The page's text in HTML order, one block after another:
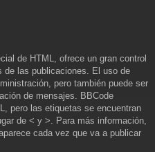
de HTML, ofrece un gran control
de las publicaciones. El uso de
pero también puede ser
de mensajes. BBCode
pero las etiquetas se encuentran
de < y >. Para más información,
cada vez que va a publicar